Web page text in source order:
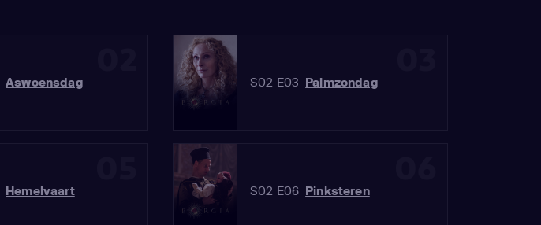
Aswoensdag S02 E03 Palmzondag
Hemelvaart S02 E06 Pinksteren